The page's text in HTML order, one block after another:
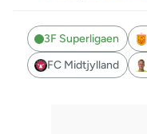
3F Superligaen
FC Midtjylland